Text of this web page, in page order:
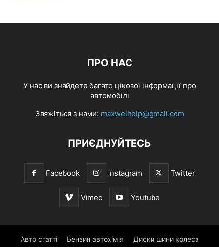
ПРО НАС
У нас ви знайдете багато цікової інформації про
автомобілі
Звяжіться з нами: maxwelhelp@gmail.com
ПРИЄДНУЙТЕСЬ
Facebook Instagram Twitter
Vimeo Youtube
Авто статті Бензин автохімія Диски шини колеса